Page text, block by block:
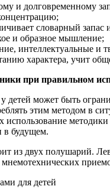
и долговременному
словарный
и образное мышление;
интеллектуальные и
характера, учит
при правильном
детей может быть
этим методом в
использование
в будущем.
из двух полушарий.